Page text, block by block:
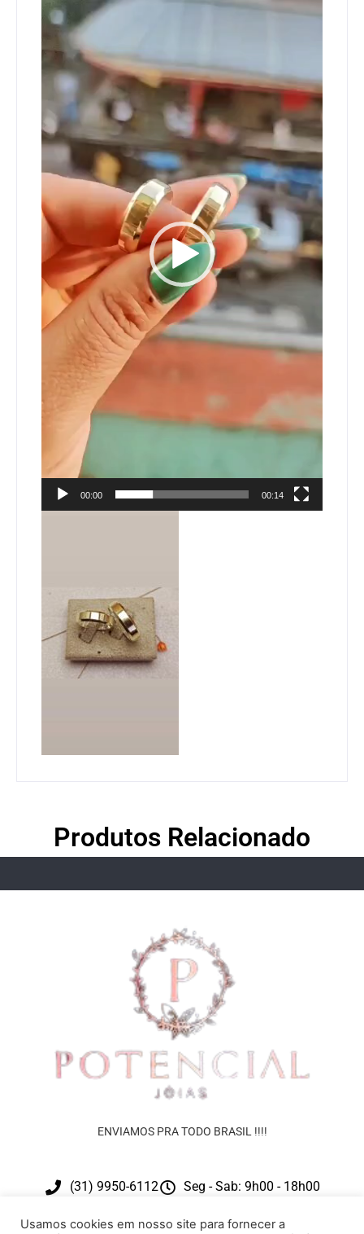
Tocador
de
vídeo
00:00 00:14
Produtos Relacionado
ENVIAMOS PRA TODO BRASIL !!!!
(31) 9950-6112
Seg - Sab: 9h00 - 18h00
Usamos cookies em nosso site para fornecer a